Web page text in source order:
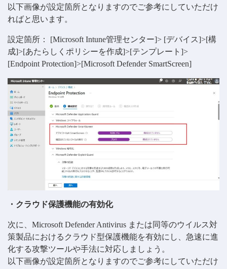
以下画像が設定箇所となりますのでご参考にしていただけ
ればと思います。
設定箇所： [Microsoft Intune管理センター]> [デバイス]>[構
成]>[あたらしくポリシーを作成]>[テンプレート]>
[Endpoint Protection]>[Microsoft Defender SmartScreen]
・クラウド保護機能の有効化
次に、Microsoft Defender Antivirus または同等のウイルス対
策製品におけるクラウド型保護機能を有効にし、急速に進
化する攻撃ツールや手法に対応しましょう。
以下画像が設定箇所となりますのでご参考にしていただけ